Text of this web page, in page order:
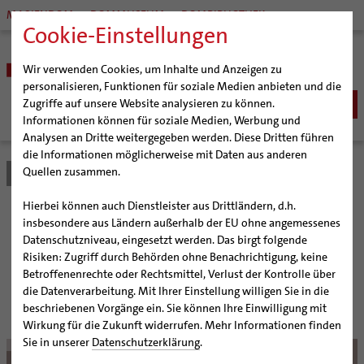
Cookie-Einstellungen
Wir verwenden Cookies, um Inhalte und Anzeigen zu
personalisieren, Funktionen für soziale Medien anbieten und die
Zugriffe auf unsere Website analysieren zu können.
Informationen können für soziale Medien, Werbung und
Analysen an Dritte weitergegeben werden. Diese Dritten führen
die Informationen möglicherweise mit Daten aus anderen
Quellen zusammen.
Hierbei können auch Dienstleister aus Drittländern, d.h.
insbesondere aus Ländern außerhalb der EU ohne angemessenes
Datenschutzniveau, eingesetzt werden. Das birgt folgende
Risiken: Zugriff durch Behörden ohne Benachrichtigung, keine
Betroffenenrechte oder Rechtsmittel, Verlust der Kontrolle über
die Datenverarbeitung. Mit Ihrer Einstellung willigen Sie in die
beschriebenen Vorgänge ein. Sie können Ihre Einwilligung mit
Wirkung für die Zukunft widerrufen. Mehr Informationen finden
Sie in unserer Datenschutzerklärung.
MARIENDOM DOMMUSEUM DOMBIBLIOTHEK
BISTUM
Bischöfe
Weihbischof Dr. Martin Marahrens
Bischof em. Norbert Trelle
Weihbischof em. Bongartz
Weihbischof em. Schwerdtfeger
Weihbischof em. Koitz
Bischof em. Dr. Wüstenberg
Generalvikariat
Gremien
Diözesangericht
Gemeindegremien
Pfarrgemeinden
Hildesheimer Dom
Virtueller Rundgang durch den Dom
Tausendjähriger Rosenstock
Die Hildesheimer Dommusik
Wallfahrten | Pilgern
Termine Wallfahrten und Pilgern
Jakobswege im Bistum Hildesheim
Veranstaltungen
Strategieprozess
Jugend
Bistum Hildesheim
Bistum Hildesheim hilft
Flüchtlingen
Caritas bekommt Nothilfe-Fonds von 800.000 Euro
© bph/Wala